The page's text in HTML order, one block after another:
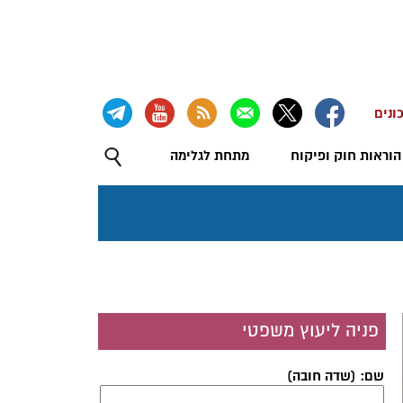
הוראות חוק ופיקוח מתחת לגלימה
פניה ליעוץ משפטי
שם: (שדה חובה)